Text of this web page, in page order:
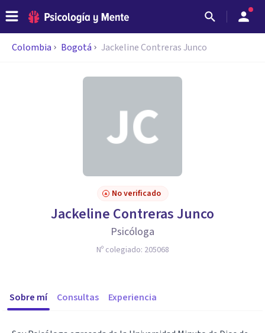
Colombia Bogotá Jackeline Contreras Junco
No verificado
Jackeline Contreras Junco
Psicóloga
Nº colegiado: 205068
Sobre mí Consultas Experiencia